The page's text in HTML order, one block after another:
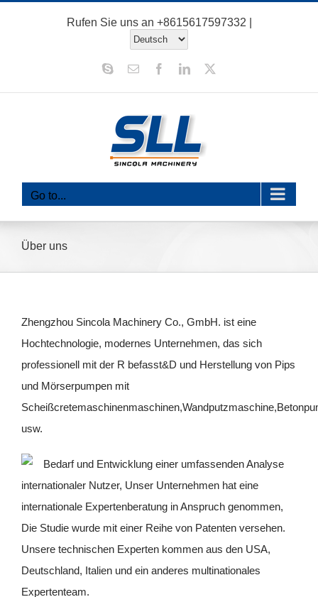
Rufen Sie uns an +8615617597332
SkypeEmail FacebookLinkedIn
Go to...
Über uns
Zhengzhou Sincola Machinery Co., GmbH. ist eine
Hochtechnologie, modernes Unternehmen, das sich
professionell mit der R befasst&D und Herstellung von Pips
und Mörserpumpen mit
usw.
Bedarf und Entwicklung einer umfassenden Analyse
internationaler Nutzer, Unser Unternehmen hat eine
internationale Expertenberatung in Anspruch genommen,
Die Studie wurde mit einer Reihe von Patenten versehen.
Unsere technischen Experten kommen aus den USA,
Deutschland, Italien und ein anderes multinationales
Expertenteam.